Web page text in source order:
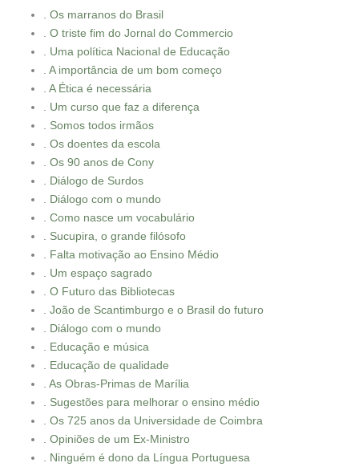
. Os marranos do Brasil
. O triste fim do Jornal do Commercio
. Uma política Nacional de Educação
. A importância de um bom começo
. A Ética é necessária
. Um curso que faz a diferença
. Somos todos irmãos
. Os doentes da escola
. Os 90 anos de Cony
. Diálogo de Surdos
. Diálogo com o mundo
. Como nasce um vocabulário
. Sucupira, o grande filósofo
. Falta motivação ao Ensino Médio
. Um espaço sagrado
. O Futuro das Bibliotecas
. João de Scantimburgo e o Brasil do futuro
. Diálogo com o mundo
. Educação e música
. Educação de qualidade
. As Obras-Primas de Marília
. Sugestões para melhorar o ensino médio
. Os 725 anos da Universidade de Coimbra
. Opiniões de um Ex-Ministro
. Ninguém é dono da Língua Portuguesa